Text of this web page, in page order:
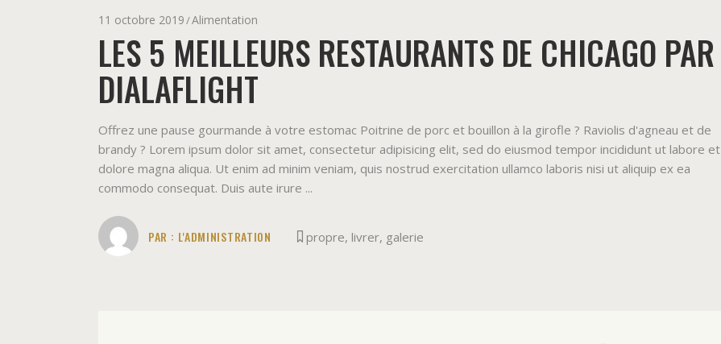
11 octobre 2019 Alimentation
LES 5 MEILLEURS RESTAURANTS DE CHICAGO PAR
DIALAFLIGHT
Offrez une pause gourmande à votre estomac Poitrine de porc et bouillon à la girofle ? Raviolis d'agneau et de
brandy ? Lorem ipsum dolor sit amet, consectetur adipisicing elit, sed do eiusmod tempor incididunt ut labore et
dolore magna aliqua. Ut enim ad minim veniam, quis nostrud exercitation ullamco laboris nisi ut aliquip ex ea
commodo consequat. Duis aute irure
PAR : L'ADMINISTRATION propre, livrer, galerie